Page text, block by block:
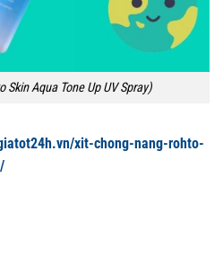
Skin Aqua Tone Up UV Spray)
xit-chong-nang-rohto-